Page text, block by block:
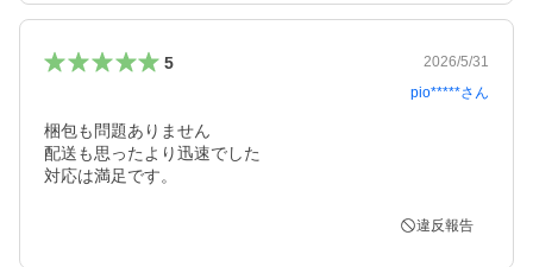
5
2026/5/31
pio*****さん
梱包も問題ありません
配送も思ったより迅速でした
対応は満足です。
違反報告